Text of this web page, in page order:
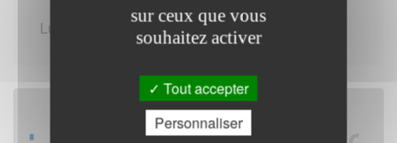
Lundi au Vendredi de 09:00 - 12:00
sur ceux que vous
souhaitez activer
Tout accepter
Personnaliser